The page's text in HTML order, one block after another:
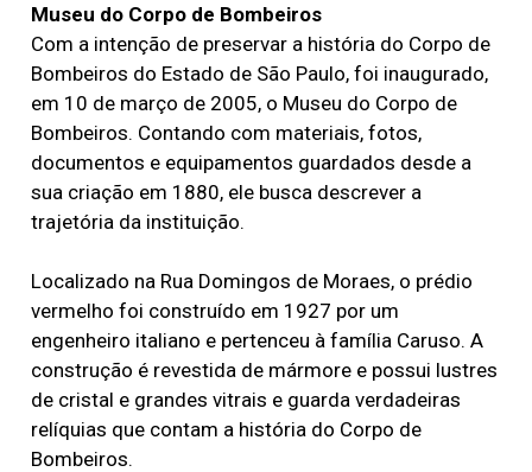
Museu do Corpo de Bombeiros
Com a intenção de preservar a história do Corpo de
Bombeiros do Estado de São Paulo, foi inaugurado,
em 10 de março de 2005, o Museu do Corpo de
Bombeiros. Contando com materiais, fotos,
documentos e equipamentos guardados desde a
sua criação em 1880, ele busca descrever a
trajetória da instituição.
Localizado na Rua Domingos de Moraes, o prédio
vermelho foi construído em 1927 por um
engenheiro italiano e pertenceu à família Caruso. A
construção é revestida de mármore e possui lustres
de cristal e grandes vitrais e guarda verdadeiras
relíquias que contam a história do Corpo de
Bombeiros.